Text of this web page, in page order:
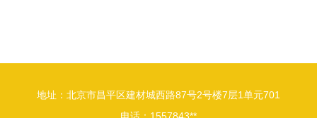
地址：北京市昌平区建材城西路87号2号楼7层1单元701